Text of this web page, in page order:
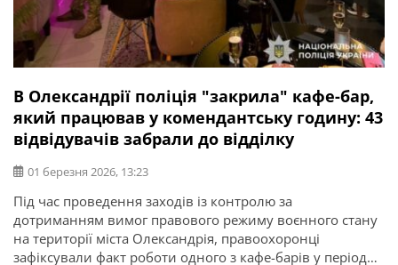
В Олександрії поліція "закрила" кафе-бар,
який працював у комендантську годину: 43
відвідувачів забрали до відділку
01 березня 2026, 13:23
Під час проведення заходів із контролю за
дотриманням вимог правового режиму воєнного стану
на території міста Олександрія, правоохоронці
зафіксували факт роботи одного з кафе-барів у період